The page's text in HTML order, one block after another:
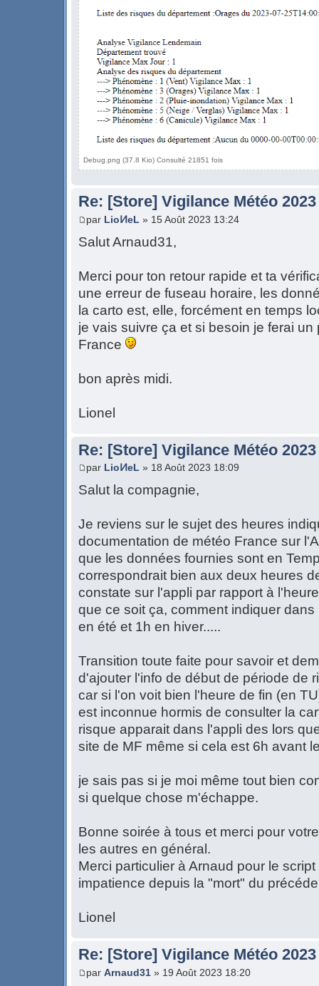
Debug.png (37.8 Kio) Consulté 21851 fois
Re: [Store] Vigilance Météo 2023
par LioͶeL » 15 Août 2023 13:24
Salut Arnaud31,
Merci pour ton retour rapide et ta
une erreur de fuseau horaire, les
la carto est, elle, forcément en temps
je vais suivre ça et si besoin je ferai
France
bon après midi.
Lionel
Re: [Store] Vigilance Météo 2023
par LioͶeL » 18 Août 2023 18:09
Salut la compagnie,
Je reviens sur le sujet des heures
documentation de météo France sur
que les données fournies sont en
correspondrait bien aux deux heures
constate sur l'appli par rapport à
que ce soit ça, comment indiquer
en été et 1h en hiver.....
Transition toute faite pour savoir et
d'ajouter l'info de début de période de
car si l'on voit bien l'heure de fin (en
est inconnue hormis de consulter la
risque apparait dans l'appli des lors
site de MF même si cela est 6h avant
je sais pas si je moi même tout bien
si quelque chose m'échappe.
Bonne soirée à tous et merci pour
les autres en général.
Merci particulier à Arnaud pour le
impatience depuis la "mort" du
Lionel
Re: [Store] Vigilance Météo 2023
par Arnaud31 » 19 Août 2023 18:20